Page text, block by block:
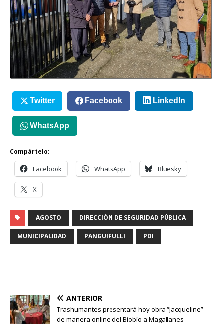
Twitter Facebook LinkedIn
WhatsApp
Compártelo:
Facebook WhatsApp Bluesky
X
AGOSTO DIRECCIÓN DE SEGURIDAD PÚBLICA
MUNICIPALIDAD PANGUIPULLI PDI
ANTERIOR
Trashumantes presentará hoy obra “Jacqueline”
de manera online del Biobío a Magallanes